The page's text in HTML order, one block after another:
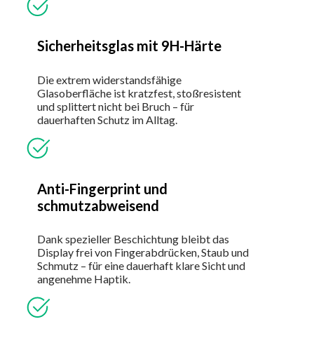
Sicherheitsglas mit 9H-Härte
Die extrem widerstandsfähige
Glasoberfläche ist kratzfest, stoßresistent
und splittert nicht bei Bruch – für
dauerhaften Schutz im Alltag.
Anti-Fingerprint und
schmutzabweisend
Dank spezieller Beschichtung bleibt das
Display frei von Fingerabdrücken, Staub und
Schmutz – für eine dauerhaft klare Sicht und
angenehme Haptik.